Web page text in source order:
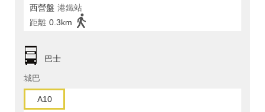
西營盤 港鐵站
距離 0.3km
巴士
城巴
A10